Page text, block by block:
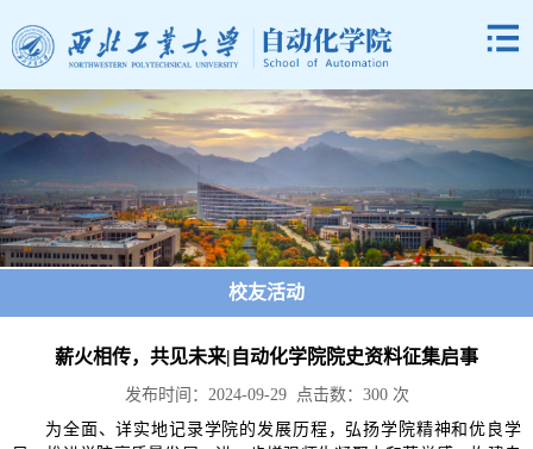
校友活动
薪火相传，共见未来|自动化学院院史资料征集启事
发布时间：2024-09-29 点击数： 300 次
为全面、详实地记录学院的发展历程，弘扬学院精神和优良学